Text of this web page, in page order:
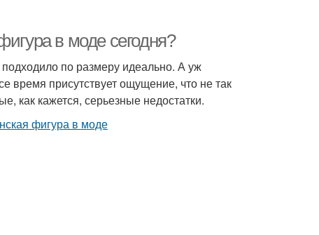
в моде сегодня?
по размеру идеально. А уж
время присутствует ощущение, что не так
как кажется, серьезные недостатки.